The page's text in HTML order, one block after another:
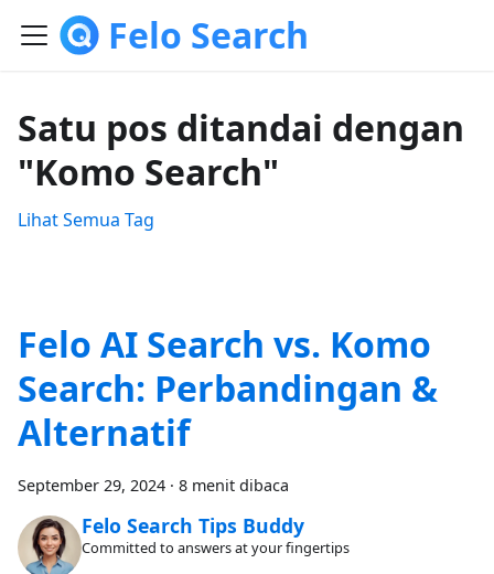
Felo Search
Satu pos ditandai dengan
"Komo Search"
Lihat Semua Tag
Felo AI Search vs. Komo
Search: Perbandingan &
Alternatif
September 29, 2024 · 8 menit dibaca
Felo Search Tips Buddy
Committed to answers at your fingertips